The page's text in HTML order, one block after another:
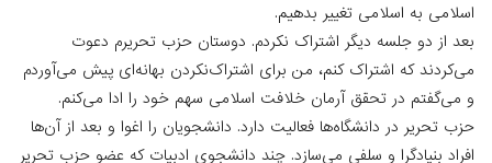
اسلامی به اسلامی تغییر بدهیم.
بعد از دو جلسه دیگر اشتراک نکردم. دوستان حزب تحریرم دعوت
می‌کردند که اشتراک کنم، من برای اشتراک‌نکردن بهانه‌ای پیش می‌آوردم
و می‌گفتم در تحقق آرمان خلافت اسلامی سهم خود را ادا می‌کنم.
حزب تحریر در دانشگاه‌ها فعالیت دارد. دانشجویان را اغوا و بعد از آن‌ها
افراد بنیادگرا و سلفی می‌سازد. چند دانشجوی ادبیات که عضو حزب تحریر